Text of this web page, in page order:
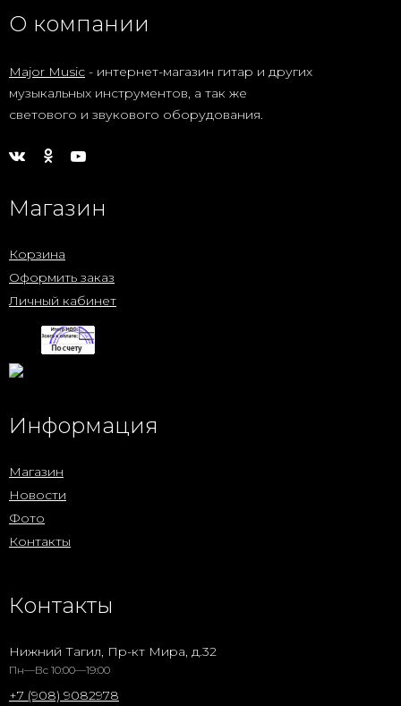
О компании
Major Music - интернет-магазин гитар и других
музыкальных инструментов, а так же
светового и звукового оборудования.
Магазин
Корзина
Оформить заказ
Личный кабинет
Информация
Магазин
Новости
Фото
Контакты
Контакты
Нижний Тагил, Пр-кт Мира, д.32
Пн—Вс 10:00—19:00
+7 (908) 9082978